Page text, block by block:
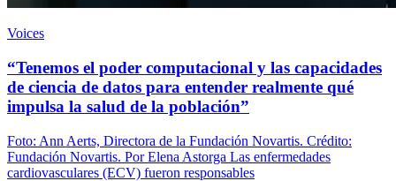
Voices
“Tenemos el poder computacional y las capacidades
de ciencia de datos para entender realmente qué
impulsa la salud de la población”
Foto: Ann Aerts, Directora de la Fundación Novartis. Crédito:
Fundación Novartis. Por Elena Astorga Las enfermedades
cardiovasculares (ECV) fueron responsables